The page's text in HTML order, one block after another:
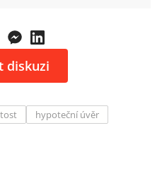
diskuzi
hypoteční úvěr